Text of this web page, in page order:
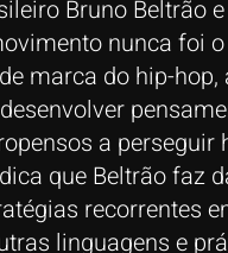
Bruno Beltrão
nunca foi
marca do hip-
a perseguir
que Beltrão faz
recorrentes
linguagens e